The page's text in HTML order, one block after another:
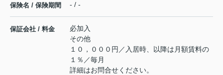
保険名 / 保険期間 - / -
保証会社 / 料金
必加入
その他
１０，０００円／入居時、以降は月額賃料の
１％／毎月
詳細はお問合せください。